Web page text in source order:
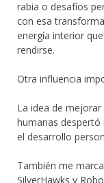
rabia o desafíos
con esa
energía interior
rendirse.
Otra influencia
La idea de
humanas
el desarrollo
También me
SilverHawks y